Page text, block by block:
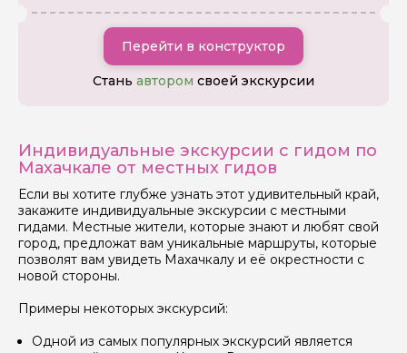
Перейти в конструктор
Стань автором своей экскурсии
Индивидуальные экскурсии с гидом по
Махачкале от местных гидов
Если вы хотите глубже узнать этот удивительный край,
закажите индивидуальные экскурсии с местными
гидами. Местные жители, которые знают и любят свой
город, предложат вам уникальные маршруты, которые
позволят вам увидеть Махачкалу и её окрестности с
новой стороны.
Примеры некоторых экскурсий:
Одной из самых популярных экскурсий является
Я даю своё согласие на обработку персональных